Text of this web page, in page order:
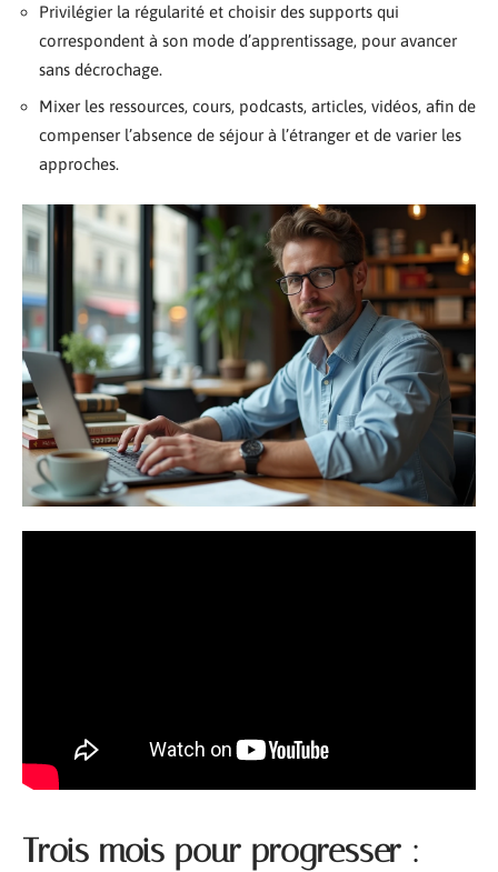
Privilégier la régularité et choisir des supports qui
correspondent à son mode d’apprentissage, pour avancer
sans décrochage.
Mixer les ressources, cours, podcasts, articles, vidéos, afin de
compenser l’absence de séjour à l’étranger et de varier les
approches.
Trois mois pour progresser :